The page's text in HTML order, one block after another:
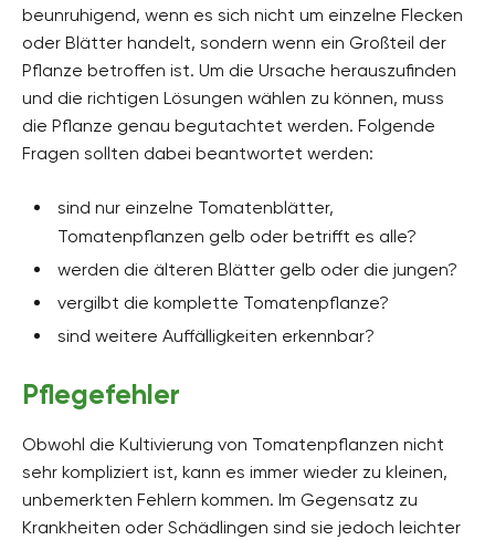
beunruhigend, wenn es sich nicht um einzelne Flecken
oder Blätter handelt, sondern wenn ein Großteil der
Pflanze betroffen ist. Um die Ursache herauszufinden
und die richtigen Lösungen wählen zu können, muss
die Pflanze genau begutachtet werden. Folgende
Fragen sollten dabei beantwortet werden:
sind nur einzelne Tomatenblätter,
Tomatenpflanzen gelb oder betrifft es alle?
werden die älteren Blätter gelb oder die jungen?
vergilbt die komplette Tomatenpflanze?
sind weitere Auffälligkeiten erkennbar?
Pflegefehler
Obwohl die Kultivierung von Tomatenpflanzen nicht
sehr kompliziert ist, kann es immer wieder zu kleinen,
unbemerkten Fehlern kommen. Im Gegensatz zu
Krankheiten oder Schädlingen sind sie jedoch leichter